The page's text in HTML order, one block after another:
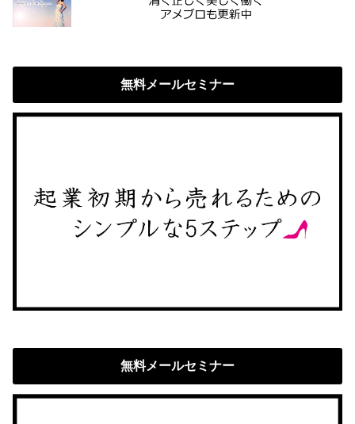
無料メールセミナー
無料メールセミナー